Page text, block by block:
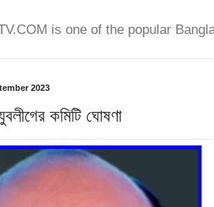
is one of the popular
2023
কমিটি ঘোষণা